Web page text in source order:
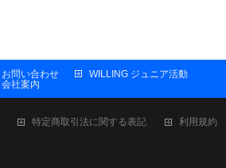
お問い合わせ
会社案内
WILLING ジュニア活動
特定商取引法に関する表記 利用規約